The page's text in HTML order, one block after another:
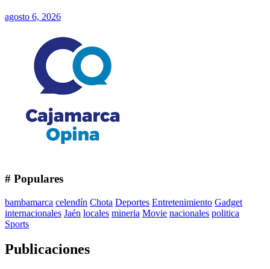
agosto 6, 2026
# Populares
bambamarca celendín Chota Deportes Entretenimiento Gadget
internacionales Jaén locales mineria Movie nacionales politica
Sports
Publicaciones